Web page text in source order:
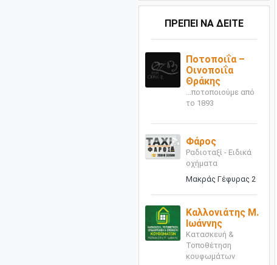
ΠΡΕΠΕΙ ΝΑ ΔΕΙΤΕ
Ποτοποιΐα –
Οινοποιΐα
Θράκης
...ποτοποιούμε από
το 1893
Φάρος
Ραδιοταξί - Ειδικά
οχήματα
Μακράς Γέφυρας 2
Καλλονιάτης Μ.
Ιωάννης
Κατασκευή &
Τοποθέτηση
κουφωμάτων